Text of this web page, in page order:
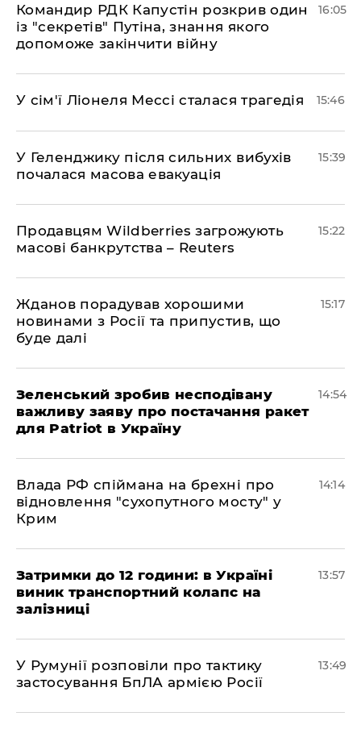
Командир РДК Капустін розкрив один
із "секретів" Путіна, знання якого
допоможе закінчити війну
16:05
У сім'ї Ліонеля Мессі сталася трагедія 15:46
У Геленджику після сильних вибухів
почалася масова евакуація
15:39
Продавцям Wildberries загрожують
масові банкрутства – Reuters
15:22
Жданов порадував хорошими
новинами з Росії та припустив, що
буде далі
15:17
Зеленський зробив несподівану
важливу заяву про постачання ракет
для Patriot в Україну
14:54
Влада РФ спіймана на брехні про
відновлення "сухопутного мосту" у
Крим
14:14
Затримки до 12 години: в Україні
виник транспортний колапс на
залізниці
13:57
У Румунії розповіли про тактику
застосування БпЛА армією Росії
13:49